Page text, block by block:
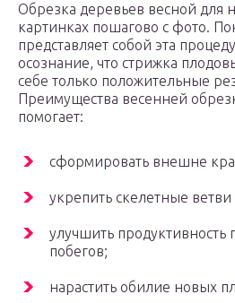
Обрезка деревьев весной для
картинках пошагово с фото.
представляет собой эта
осознание, что стрижка
себе только положительные
Преимущества весенней
помогает:
сформировать внешне
укрепить скелетные
улучшить
побегов;
нарастить обилие новых